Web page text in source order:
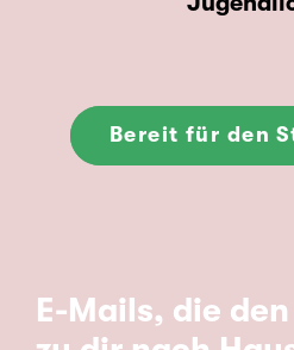
Bereit für den
E-Mails, die